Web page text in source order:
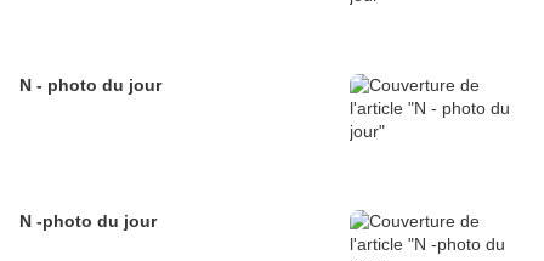
N - photo du jour
N -photo du jour